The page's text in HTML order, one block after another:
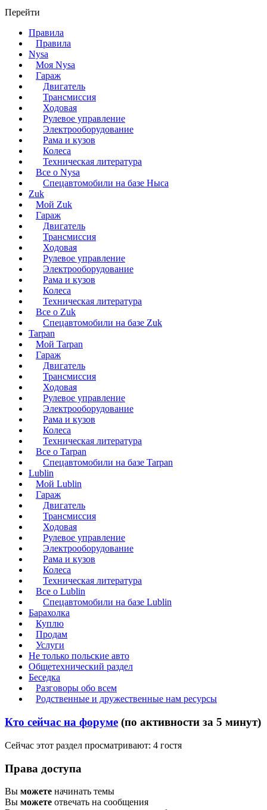
Перейти
Правила
Правила
Nysa
Моя Nysa
Гараж
Двигатель
Трансмиссия
Ходовая
Рулевое управление
Электрооборудование
Рама и кузов
Колеса
Техническая литература
Все о Nysa
Спецавтомобили на базе Ныса
Zuk
Мой Zuk
Гараж
Двигатель
Трансмиссия
Ходовая
Рулевое управление
Электрооборудование
Рама и кузов
Колеса
Техническая литература
Все о Zuk
Спецавтомобили на базе Zuk
Tarpan
Мой Tarpan
Гараж
Двигатель
Трансмиссия
Ходовая
Рулевое управление
Электрооборудование
Рама и кузов
Колеса
Техническая литература
Все о Tarpan
Спецавтомобили на базе Tarpan
Lublin
Мой Lublin
Гараж
Двигатель
Трансмиссия
Ходовая
Рулевое управление
Электрооборудование
Рама и кузов
Колеса
Техническая литература
Все о Lublin
Спецавтомобили на базе Lublin
Барахолка
Куплю
Продам
Услуги
Не только польские авто
Общетехнический раздел
Беседка
Разговоры обо всем
Родственные и дружественные нам ресурсы
Кто сейчас на форуме (по активности за 5 минут)
Сейчас этот раздел просматривают: 4 гостя
Права доступа
Вы можете начинать темы
Вы можете отвечать на сообщения